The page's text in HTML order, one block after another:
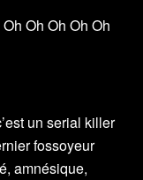
Oh Oh Oh Oh
un serial killer
fossoyeur
amnésique,